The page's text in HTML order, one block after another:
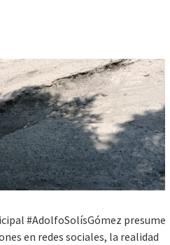
#AdolfoSolísGómez presume
en redes sociales, la realidad